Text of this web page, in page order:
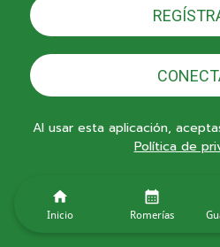
Al usar esta aplicación,
Política de
Inicio Romerías